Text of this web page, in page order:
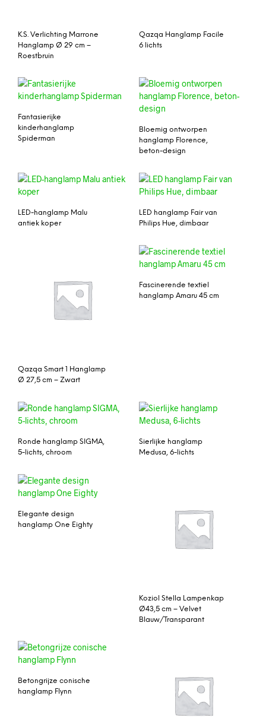
K.S. Verlichting Marrone
Hanglamp Ø 29 cm –
Roestbruin
Qazqa Hanglamp Facile
6 lichts
Fantasierijke
kinderhanglamp
Spiderman
Bloemig ontworpen
hanglamp Florence,
beton-design
LED-hanglamp Malu
antiek koper
LED hanglamp Fair van
Philips Hue, dimbaar
Qazqa Smart 1 Hanglamp
Ø 27,5 cm – Zwart
Fascinerende textiel
hanglamp Amaru 45 cm
Ronde hanglamp SIGMA,
5-lichts, chroom
Sierlijke hanglamp
Medusa, 6-lichts
Elegante design
hanglamp One Eighty
Koziol Stella Lampenkap
Ø43,5 cm – Velvet
Blauw/Transparant
Betongrijze conische
hanglamp Flynn